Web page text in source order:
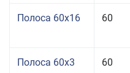
Полоса 60x16 60
Полоса 60x3 60